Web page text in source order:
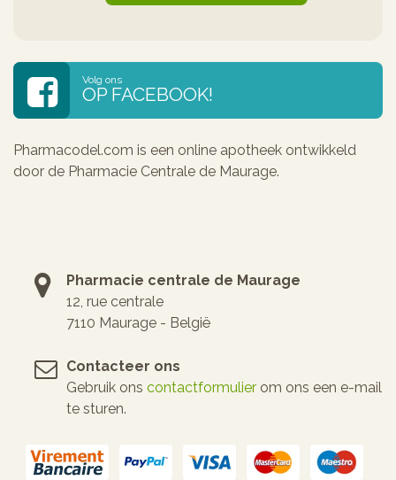
Volg ons
OP FACEBOOK!
Pharmacodel.com is een online apotheek ontwikkeld
door de Pharmacie Centrale de Maurage.
Pharmacie centrale de Maurage
12, rue centrale
7110 Maurage - België
Contacteer ons
Gebruik ons contactformulier om ons een e-mail
te sturen.